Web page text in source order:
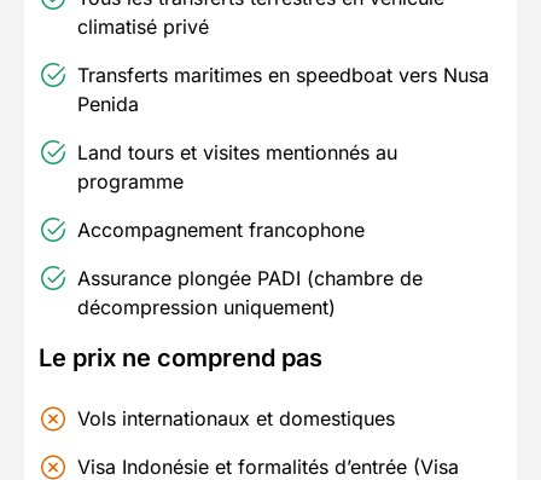
climatisé privé
Transferts maritimes en speedboat vers Nusa
Penida
Land tours et visites mentionnés au
programme
Accompagnement francophone
Assurance plongée PADI (chambre de
décompression uniquement)
Le prix ne comprend pas
Vols internationaux et domestiques
Visa Indonésie et formalités d’entrée (Visa